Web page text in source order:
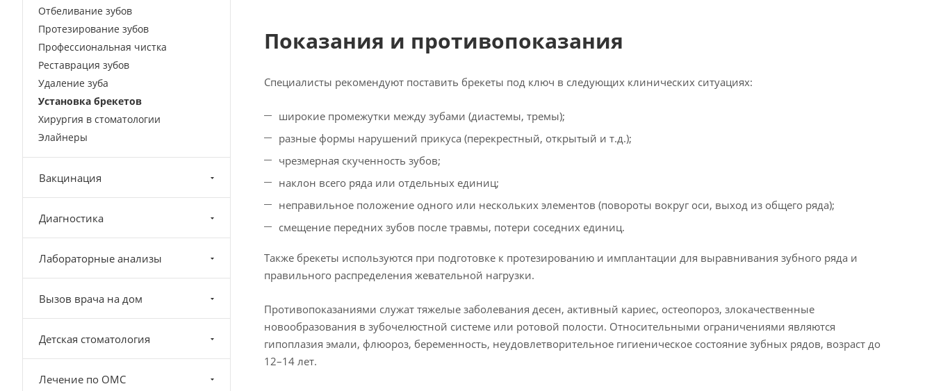
Показания и противопоказания
Специалисты рекомендуют поставить брекеты под ключ в следующих клинических ситуациях:
широкие промежутки между зубами (диастемы, тремы);
разные формы нарушений прикуса (перекрестный, открытый и т.д.);
чрезмерная скученность зубов;
наклон всего ряда или отдельных единиц;
неправильное положение одного или нескольких элементов (повороты вокруг оси, выход из общего ряда);
смещение передних зубов после травмы, потери соседних единиц.
Также брекеты используются при подготовке к протезированию и имплантации для выравнивания зубного ряда и
правильного распределения жевательной нагрузки.
Противопоказаниями служат тяжелые заболевания десен, активный кариес, остеопороз, злокачественные
новообразования в зубочелюстной системе или ротовой полости. Относительными ограничениями являются
гипоплазия эмали, флюороз, беременность, неудовлетворительное гигиеническое состояние зубных рядов, возраст до
12–14 лет.
Отбеливание зубов
Протезирование зубов
Профессиональная чистка
Реставрация зубов
Удаление зуба
Установка брекетов
Хирургия в стоматологии
Элайнеры
Вакцинация
Диагностика
Лабораторные анализы
Вызов врача на дом
Детская стоматология
Лечение по ОМС